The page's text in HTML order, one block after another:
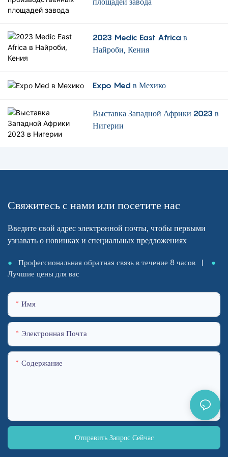
во всем мире.
Приготовьтесь к тому, что
возможности передовых
технологий для революции в
этом невероятном
путешествии, поскольку мы
стремимся улучшить
будущее медицинского
оборудования и ухода за
2023 Medic East Africa в
Найроби, Кения
Expo Med в Мехико
Выставка Западной Африки 2023 в
Нигерии
Свяжитесь с нами или посетите нас
Введите свой адрес электронной почты, чтобы первыми
узнавать о новинках и специальных предложениях
● Профессиональная обратная связь в течение 8 часов |
●
Лучшие цены для вас
Имя
Электронная Почта
Содержание
Отправить Запрос Сейчас